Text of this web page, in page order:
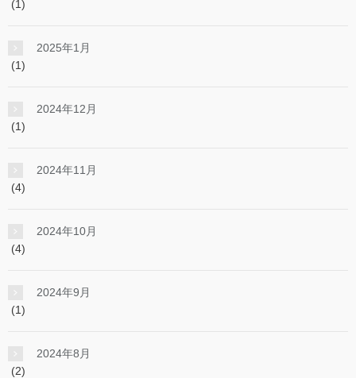
(1)
2025年1月
(1)
2024年12月
(1)
2024年11月
(4)
2024年10月
(4)
2024年9月
(1)
2024年8月
(2)